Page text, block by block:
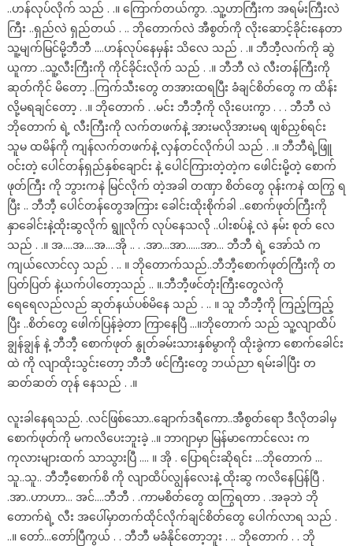
..ဟန်လုပ်လိုက် သည် . .။ ကြောက်တယ်ကွာ. .သူ့ဟာကြီးက အရမ်းကြီးလဲ
ကြီး ..ရှည်လဲ ရှည်တယ် . .. ဘိုတောက်လဲ အီစွတ်ကို လိုးဆောင့်ခိုင်းနေတာ
သူ့မျက်မြင်မို့ဘီဘီ ….ဟန်လုပ်နေမှန်း သိလေ သည် . .။ ဘီဘီ့လက်ကို ဆွဲ
ယူကာ ..သူ့လီးကြီးကို ကိုင်ခိုင်းလိုက် သည် . .။ ဘီဘီ လဲ လီးတန်ကြီးကို
ဆုတ်ကိုင် မိတော့ ..ကြက်သီးတွေ တအားထရပြီး ခံချင်စိတ်တွေ က ထိန်း
လို့မရချင်တော့ . .။ ဘိုတောက် . .မင်း ဘီဘီ့ကို လိုးပေးကွာ . . . ဘီဘီ လဲ
ဘိုတောက် ရဲ့ လီးကြီးကို လက်တဖက်နဲ့ အားမလိုအားမရ ဖျစ်ညှစ်ရင်း
သူမ ထမိန်ကို ကျန်လက်တဖက်နဲ့ လှန်တင်လိုက်ပါ သည် . .။ ဘီဘီရဲ့ဖြူ
ဝင်းတဲ့ ပေါင်တန်ရှည်နှစ်ချောင်း နဲ့ ပေါင်ကြားတဲ့တဲ့က ဖေါင်းမို့တဲ့ စောက်
ဖုတ်ကြီး ကို ဘွားကနဲ မြင်လိုက် တဲ့အခါ တဏှာ စိတ်တွေ ဝုန်းကနဲ ထကြွ ရ
ပြီး .. ဘီဘီ့ ပေါင်တန်တွေအကြား ခေါင်းထိုးစိုက်ခါ ..စောက်ဖုတ်ကြီးကို
နှာခေါင်းနဲ့ထိုးဆွလိုက် ရွူလိုက် လုပ်နေသလို ..ပါးစပ်နဲ့ လဲ နမ်း စုတ် လေ
သည် . .။ အ….အ….အ….အို .. . .အာ…အာ……အာ… ဘီဘီ ရဲ့ အော်သံ က
ကျယ်လောင်လှ သည် . .. ။ ဘိုတောက်သည်..ဘီဘီ့စောက်ဖုတ်ကြီးကို တ
ပြတ်ပြတ် နဲ့ယက်ပါတော့သည် .. ။.ဘီဘီ့ဖင်တုံးကြီးတွေလဲကို
ရေရေလည်လည် ဆုတ်နယ်ပစ်မိနေ သည် . .. ။ သူ ဘီဘီ့ကို ကြည့်ကြည့်
ပြီး ..စိတ်တွေ ဖေါက်ပြန်ခဲ့တာ ကြာနေပြီ …။ဘိုတောက် သည် သူ့လျာထိပ်
ချွန်ချွန် နဲ့ ဘီဘီ့ စောက်ဖုတ် နွုတ်ခမ်းသားနှစ်မွာကို ထိုးခွဲကာ စောက်ခေါင်း
ထဲ ကို လျာထိုးသွင်းတော့ ဘီဘီ ဖင်ကြီးတွေ ဘယ်ညာ ရမ်းခါပြီး တ
ဆတ်ဆတ် တုန် နေသည် . .။
လူးခါနေရသည်. .လင်ဖြစ်သော..ချောက်ဒရီကော..အီစွတ်ရော ဒီလိုတခါမှ
စောက်ဖုတ်ကို မကလိပေးဘူးခဲ့ ..။ ဘာဂျာမှာ မြန်မာကောင်လေး က
ကုလားများထက် သာသွားပြီ …. ။ အို . ပြောရင်းဆိုရင်း …ဘိုတောက် …
သူ..သူ.. ဘီဘီ့စောက်စိ ကို လျာထိပ်လျွန်လေးနဲ့ ထိုးဆွ ကလိနေပြန်ပြီ .
.အာ..ဟာဟာ… အင်….ဘီဘီ . .ကာမစိတ်တွေ ထကြွရတာ . .အခုဘဲ ဘို
တောက်ရဲ့ လီး အပေါ်မှာတက်ထိုင်လိုက်ချင်စိတ်တွေ ပေါက်လာရ သည် .
..။ တော်…တော်ပြီကွယ် . . ဘီဘီ မခံနိုင်တော့ဘူး . .. ဘိုတောက် . . ဘို